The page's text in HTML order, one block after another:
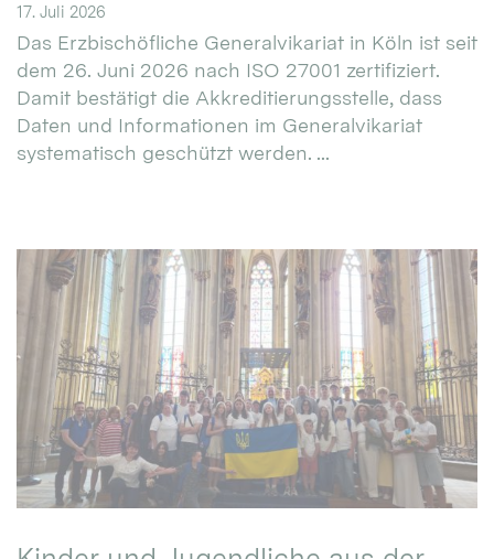
17. Juli 2026
Das Erzbischöfliche Generalvikariat in Köln ist seit
dem 26. Juni 2026 nach ISO 27001 zertifiziert.
Damit bestätigt die Akkreditierungsstelle, dass
Daten und Informationen im Generalvikariat
systematisch geschützt werden. ...